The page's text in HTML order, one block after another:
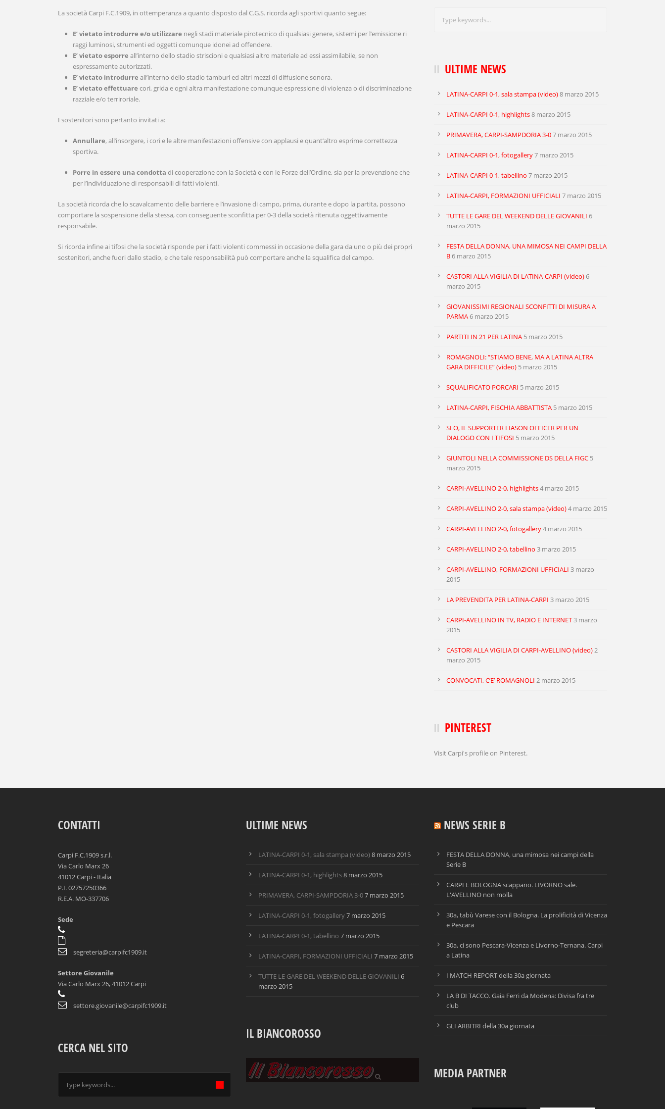
La società Carpi F.C.1909, in ottemperanza a quanto disposto dal C.G.S. ricorda agli sportivi quanto segue:
E’ vietato introdurre e/o utilizzare negli stadi materiale pirotecnico di qualsiasi genere, sistemi per l’emissione ri
raggi luminosi, strumenti ed oggetti comunque idonei ad offendere.
E’ vietato esporre all’interno dello stadio striscioni e qualsiasi altro materiale ad essi assimilabile, se non
espressamente autorizzati.
E’ vietato introdurre all’interno dello stadio tamburi ed altri mezzi di diffusione sonora.
E’ vietato effettuare cori, grida e ogni altra manifestazione comunque espressione di violenza o di discriminazione
razziale e/o terriroriale.
I sostenitori sono pertanto invitati a:
Annullare, all’insorgere, i cori e le altre manifestazioni offensive con applausi e quant’altro esprime correttezza
sportiva.
Porre in essere una condotta di cooperazione con la Società e con le Forze dell’Ordine, sia per la prevenzione che
per l’individuazione di responsabili di fatti violenti.
La società ricorda che lo scavalcamento delle barriere e l’invasione di campo, prima, durante e dopo la partita, possono
comportare la sospensione della stessa, con conseguente sconfitta per 0-3 della società ritenuta oggettivamente
responsabile.
Si ricorda infine ai tifosi che la società risponde per i fatti violenti commessi in occasione della gara da uno o più dei propri
sostenitori, anche fuori dallo stadio, e che tale responsabilità può comportare anche la squalifica del campo.
ULTIME NEWS
LATINA-CARPI 0-1, sala stampa (video)8 marzo 2015
LATINA-CARPI 0-1, highlights8 marzo 2015
PRIMAVERA, CARPI-SAMPDORIA 3-07 marzo 2015
LATINA-CARPI 0-1, fotogallery7 marzo 2015
LATINA-CARPI 0-1, tabellino 7 marzo 2015
LATINA-CARPI, FORMAZIONI UFFICIALI 7 marzo 2015
TUTTE LE GARE DEL WEEKEND DELLE GIOVANILI 6
marzo 2015
FESTA DELLA DONNA, UNA MIMOSA NEI CAMPI DELLA
B6 marzo 2015
CASTORI ALLA VIGILIA DI LATINA-CARPI (video)6
marzo 2015
GIOVANISSIMI REGIONALI SCONFITTI DI MISURA A
PARMA6 marzo 2015
PARTITI IN 21 PER LATINA 5 marzo 2015
ROMAGNOLI: “STIAMO BENE, MA A LATINA ALTRA
GARA DIFFICILE” (video) 5 marzo 2015
SQUALIFICATO PORCARI 5 marzo 2015
LATINA-CARPI, FISCHIA ABBATTISTA 5 marzo 2015
SLO, IL SUPPORTER LIASON OFFICER PER UN
DIALOGO CON I TIFOSI 5 marzo 2015
GIUNTOLI NELLA COMMISSIONE DS DELLA FIGC 5
marzo 2015
CARPI-AVELLINO 2-0, highlights4 marzo 2015
CARPI-AVELLINO 2-0, sala stampa (video)4 marzo 2015
CARPI-AVELLINO 2-0, fotogallery4 marzo 2015
CARPI-AVELLINO 2-0, tabellino 3 marzo 2015
CARPI-AVELLINO, FORMAZIONI UFFICIALI 3 marzo
2015
LA PREVENDITA PER LATINA-CARPI 3 marzo 2015
CARPI-AVELLINO IN TV, RADIO E INTERNET3 marzo
2015
CASTORI ALLA VIGILIA DI CARPI-AVELLINO (video)2
marzo 2015
CONVOCATI, C’E’ ROMAGNOLI 2 marzo 2015
PINTEREST
Visit Carpi's profile on Pinterest.
CONTATTI
Carpi F.C.1909 s.r.l.
Via Carlo Marx 26
41012 Carpi - Italia
P.I. 02757250366
R.E.A. MO-337706
Sede
segreteria@carpifc1909.it
Settore Giovanile
Via Carlo Marx 26, 41012 Carpi
settore.giovanile@carpifc1909.it
CERCA NEL SITO
ULTIME NEWS
LATINA-CARPI 0-1, sala stampa (video)8 marzo 2015
LATINA-CARPI 0-1, highlights8 marzo 2015
PRIMAVERA, CARPI-SAMPDORIA 3-07 marzo 2015
LATINA-CARPI 0-1, fotogallery7 marzo 2015
LATINA-CARPI 0-1, tabellino 7 marzo 2015
LATINA-CARPI, FORMAZIONI UFFICIALI 7 marzo 2015
TUTTE LE GARE DEL WEEKEND DELLE GIOVANILI 6
marzo 2015
IL BIANCOROSSO
NEWS SERIE B
FESTA DELLA DONNA, una mimosa nei campi della
Serie B
CARPI E BOLOGNA scappano. LIVORNO sale.
L'AVELLINO non molla
30a, tabù Varese con il Bologna. La prolificità di Vicenza
e Pescara
30a, ci sono Pescara-Vicenza e Livorno-Ternana. Carpi
a Latina
I MATCH REPORT della 30a giornata
LA B DI TACCO. Gaia Ferri da Modena: Divisa fra tre
club
GLI ARBITRI della 30a giornata
MEDIA PARTNER